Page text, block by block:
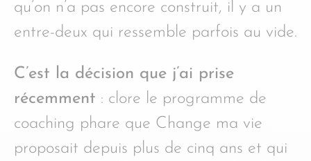
qu’on n’a pas encore construit, il y a un
entre-deux qui ressemble parfois au vide.
C’est la décision que j’ai prise
récemment : clore le programme de
coaching phare que Change ma vie
proposait depuis plus de cinq ans et qui